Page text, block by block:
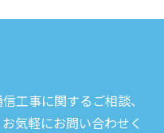
工事に関するご相談、
気軽にお問い合わせく